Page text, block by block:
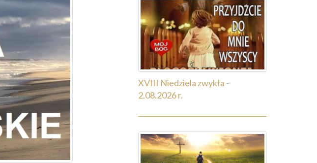
XVIII Niedziela zwykła -
2.08.2026 r.